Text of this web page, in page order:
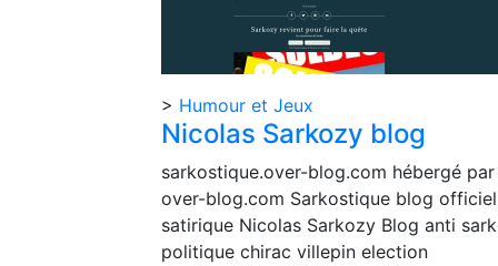
> Humour et Jeux
Nicolas Sarkozy blog
sarkostique.over-blog.com hébergé par
over-blog.com Sarkostique blog officiel
satirique Nicolas Sarkozy Blog anti
politique chirac villepin election